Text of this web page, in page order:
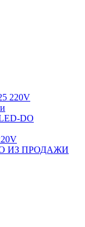
220V
DO
ИЗ ПРОДАЖИ